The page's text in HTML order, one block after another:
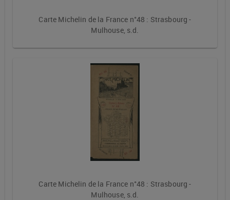
Carte Michelin de la France n°48 : Strasbourg -
Mulhouse, s.d.
Carte Michelin de la France n°48 : Strasbourg -
Mulhouse, s.d.